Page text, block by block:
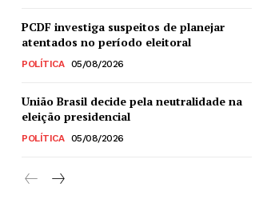
PCDF investiga suspeitos de planejar
atentados no período eleitoral
POLÍTICA 05/08/2026
União Brasil decide pela neutralidade na
eleição presidencial
POLÍTICA 05/08/2026